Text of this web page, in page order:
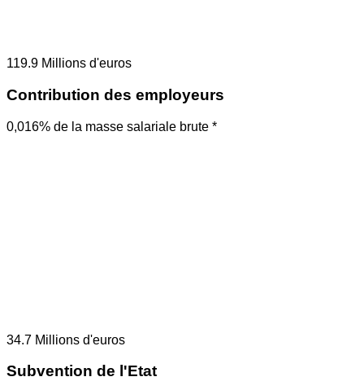
119.9 Millions d'euros
Contribution des employeurs
0,016% de la masse salariale brute *
34.7 Millions d'euros
Subvention de l'Etat